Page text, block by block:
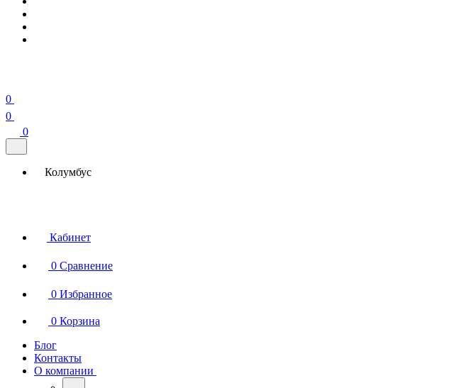
0
0
0
Колумбус
Кабинет
0 Сравнение
0 Избранное
0 Корзина
Блог
Контакты
О компании